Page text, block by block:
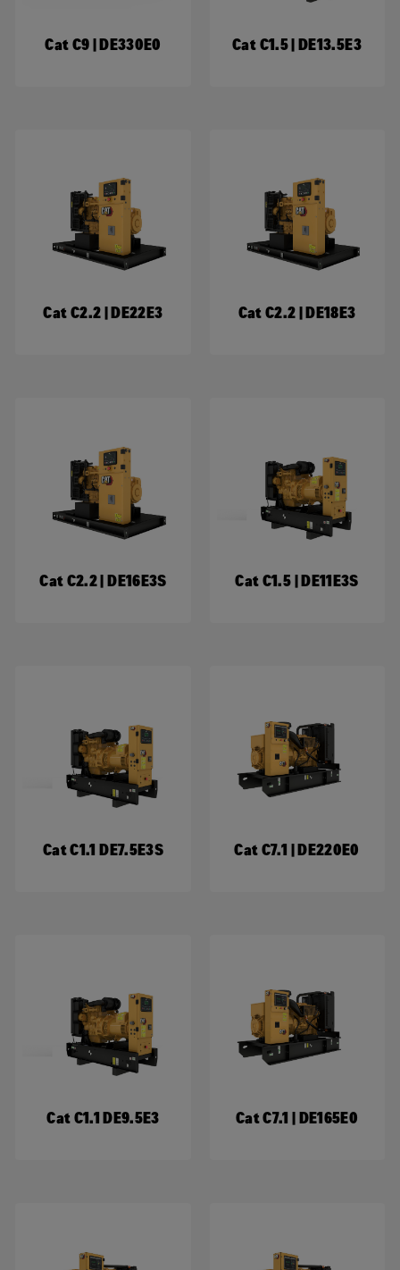
Cat C9 | DE330E0 Cat C1.5 | DE13.5E3
Cat C2.2 | DE22E3 Cat C2.2 | DE18E3
Cat C2.2 | DE16E3S Cat C1.5 | DE11E3S
Cat C1.1 DE7.5E3S Cat C7.1 | DE220E0
Cat C1.1 DE9.5E3 Cat C7.1 | DE165E0